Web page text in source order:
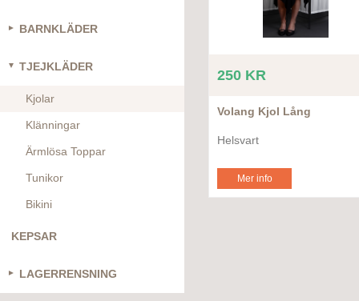
BARNKLÄDER
TJEJKLÄDER
Kjolar
Klänningar
Ärmlösa Toppar
Tunikor
Bikini
KEPSAR
LAGERRENSNING
250 KR
Volang Kjol Lång
Helsvart
Mer info